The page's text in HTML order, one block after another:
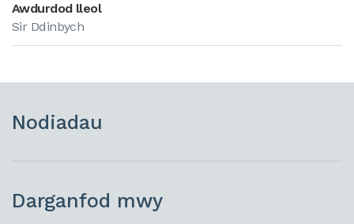
Awdurdod lleol
Sir Ddinbych
Nodiadau
Darganfod mwy